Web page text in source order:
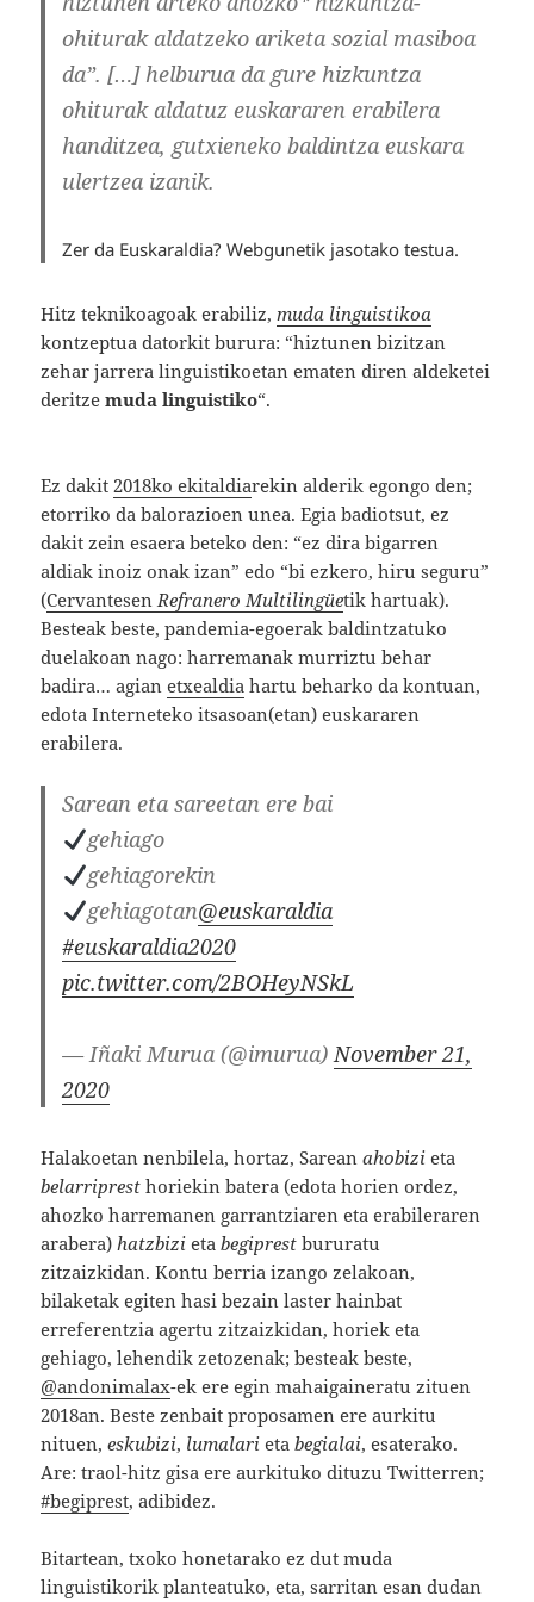
ohiturak aldatzeko ariketa sozial masiboa
da”. […] helburua da gure hizkuntza
ohiturak aldatuz euskararen erabilera
handitzea, gutxieneko baldintza euskara
ulertzea izanik.
Zer da Euskaraldia? Webgunetik jasotako testua.
Hitz teknikoagoak erabiliz,muda linguistikoa
kontzeptua datorkit burura: “hiztunen bizitzan
zehar jarrera linguistikoetan ematen diren aldeketei
deritzemuda linguistiko“.
Ez dakit2018ko ekitaldiarekin alderik egongo den;
etorriko da balorazioen unea. Egia badiotsut, ez
dakit zein esaera beteko den: “ez dira bigarren
aldiak inoiz onak izan” edo “bi ezkero, hiru seguru”
(CervantesenRefranero Multilingüetik hartuak).
Besteak beste, pandemia-egoerak baldintzatuko
duelakoan nago: harremanak murriztu behar
badira… agianetxealdia hartu beharko da kontuan,
edota Interneteko itsasoan(etan) euskararen
erabilera.
Sarean eta sareetan ere bai
gehiago
gehiagorekin
gehiagotan@euskaraldia
#euskaraldia2020
pic.twitter.com/2BOHeyNSkL
— Iñaki Murua (@imurua)November 21,
2020
Halakoetan nenbilela, hortaz, Sareanahobizi eta
belarriprest horiekin batera (edota horien ordez,
ahozko harremanen garrantziaren eta erabileraren
arabera)hatzbizi etabegiprest bururatu
zitzaizkidan. Kontu berria izango zelakoan,
bilaketak egiten hasi bezain laster hainbat
erreferentzia agertu zitzaizkidan, horiek eta
gehiago, lehendik zetozenak; besteak beste,
@andonimalax-ek ere egin mahaigaineratu zituen
2018an. Beste zenbait proposamen ere aurkitu
nituen,eskubizi, lumalari etabegialai, esaterako.
Are: traol-hitz gisa ere aurkituko dituzu Twitterren;
#begiprest, adibidez.
Bitartean, txoko honetarako ez dut muda
linguistikorik planteatuko, eta, sarritan esan dudan